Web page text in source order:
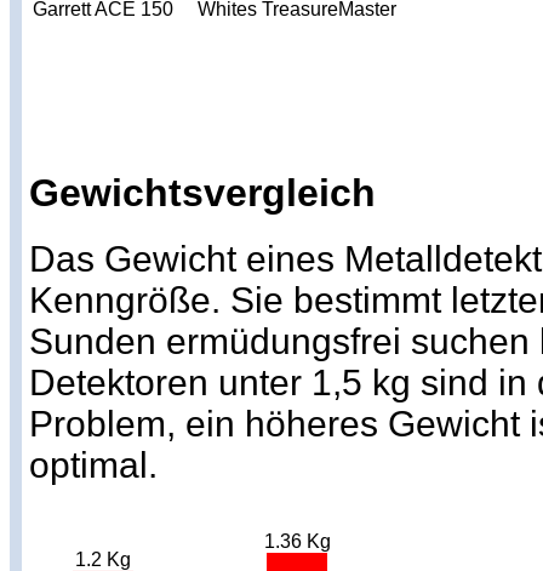
Garrett ACE 150 Whites TreasureMaster
Gewichtsvergleich
Das Gewicht eines
Kenngröße. Sie bestimmt
Sunden ermüdungsfrei suchen
Detektoren unter 1,5 kg sind in
Problem, ein höheres Gewicht
optimal.
1.2 Kg
1.36 Kg